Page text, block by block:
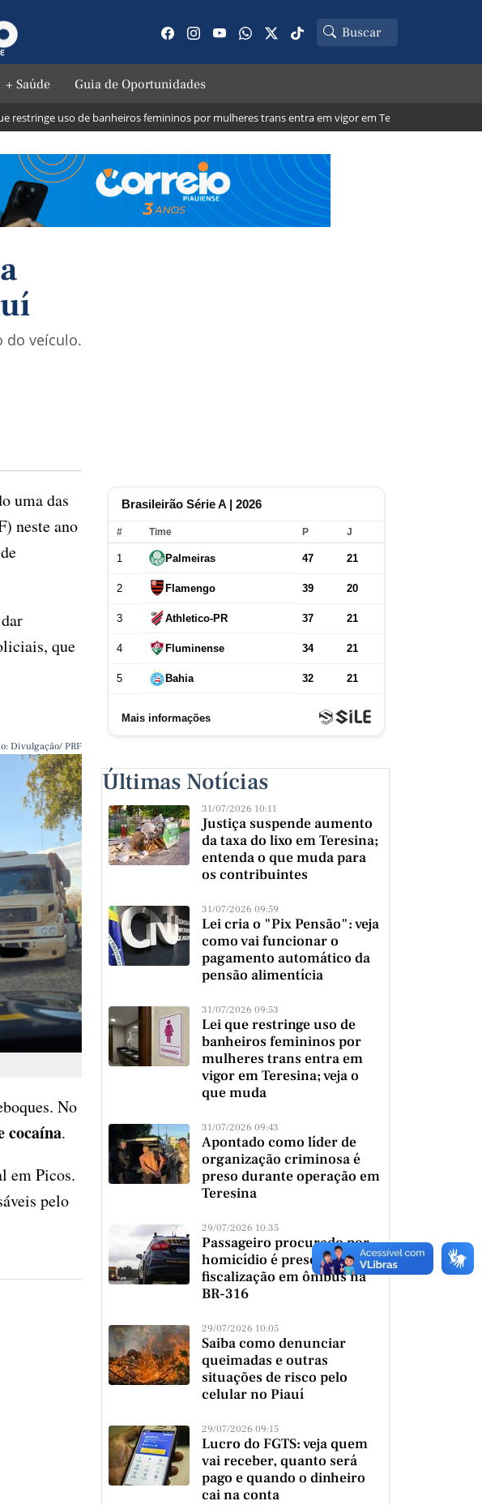
+ Saúde Guia de Oportunidades
uso de banheiros femininos por mulheres trans entra em vigor em Teresina; veja o que muda
do veículo.
uma das
neste ano
que
Divulgação/ PRF
No
cocaína.
em Picos.
pelo
Últimas Notícias
31/07/2026 10:11
Justiça suspende aumento
da taxa do lixo em Teresina;
entenda o que muda para
os contribuintes
31/07/2026 09:59
Lei cria o "Pix Pensão": veja
como vai funcionar o
pagamento automático da
pensão alimentícia
31/07/2026 09:53
Lei que restringe uso de
banheiros femininos por
mulheres trans entra em
vigor em Teresina; veja o
que muda
31/07/2026 09:43
Apontado como líder de
organização criminosa é
preso durante operação em
Teresina
29/07/2026 10:35
Passageiro procurado por
homicídio é preso durante
fiscalização em ônibus na
BR-316
29/07/2026 10:05
Saiba como denunciar
queimadas e outras
situações de risco pelo
celular no Piauí
29/07/2026 09:15
Lucro do FGTS: veja quem
vai receber, quanto será
pago e quando o dinheiro
cai na conta